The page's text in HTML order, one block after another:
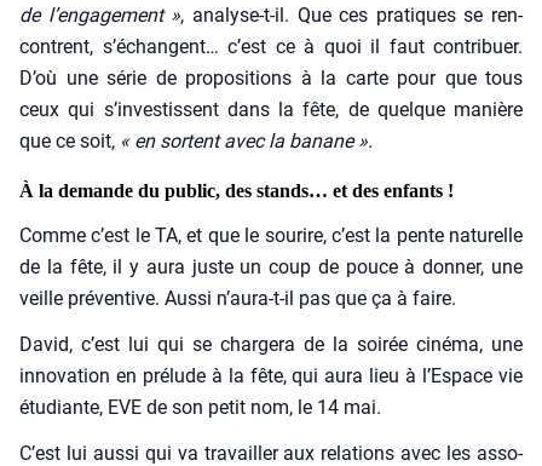
de l’engagement », ana­lyse-t-il. Que ces pra­tiques se ren­
contrent, s’échangent… c’est ce à quoi il faut contri­buer.
D’où une série de pro­po­si­tions à la carte pour que tous
ceux qui s’investissent dans la fête, de quelque manière
que ce soit, « en sortent avec la banane ».
À la demande du public, des stands… et des enfants !
Comme c’est le TA, et que le sou­rire, c’est la pente natu­relle
de la fête, il y aura juste un coup de pouce à don­ner, une
veille pré­ven­tive. Aus­si n’aura-t-il pas que ça à faire.
David, c’est lui qui se char­ge­ra de la soi­rée ciné­ma, une
inno­va­tion en pré­lude à la fête, qui aura lieu à l’Espace vie
étu­diante, EVE de son petit nom, le 14 mai.
C’est lui aus­si qui va tra­vailler aux rela­tions avec les asso­